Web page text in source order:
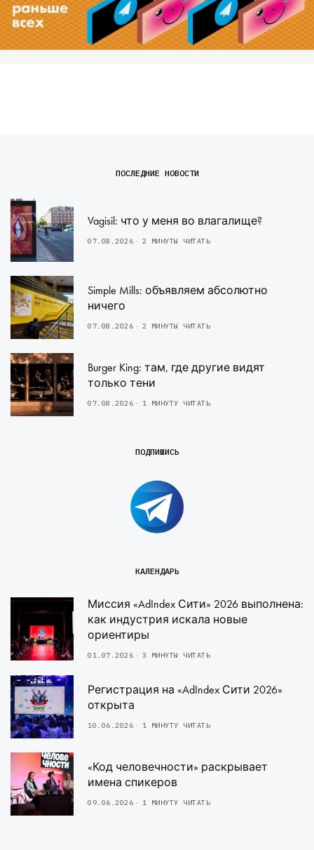
ПОСЛЕДНИЕ НОВОСТИ
Vagisil: что у меня во влагалище?
07.08.2026 2 МИНУТЫ ЧИТАТЬ
Simple Mills: объявляем абсолютно
ничего
07.08.2026 2 МИНУТЫ ЧИТАТЬ
Burger King: там, где другие видят
только тени
07.08.2026 1 МИНУТУ ЧИТАТЬ
ПОДПИШИСЬ
КАЛЕНДАРЬ
Миссия «AdIndex Сити» 2026 выполнена:
как индустрия искала новые
ориентиры
01.07.2026 3 МИНУТЫ ЧИТАТЬ
Регистрация на «AdIndex Сити 2026»
открыта
10.06.2026 1 МИНУТУ ЧИТАТЬ
«Код человечности» раскрывает
имена спикеров
09.06.2026 1 МИНУТУ ЧИТАТЬ